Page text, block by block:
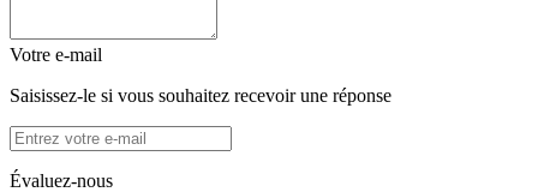
Votre e-mail
Saisissez-le si vous souhaitez recevoir une réponse
Évaluez-nous